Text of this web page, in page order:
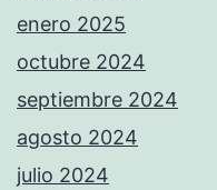
enero 2025
octubre 2024
septiembre 2024
agosto 2024
julio 2024